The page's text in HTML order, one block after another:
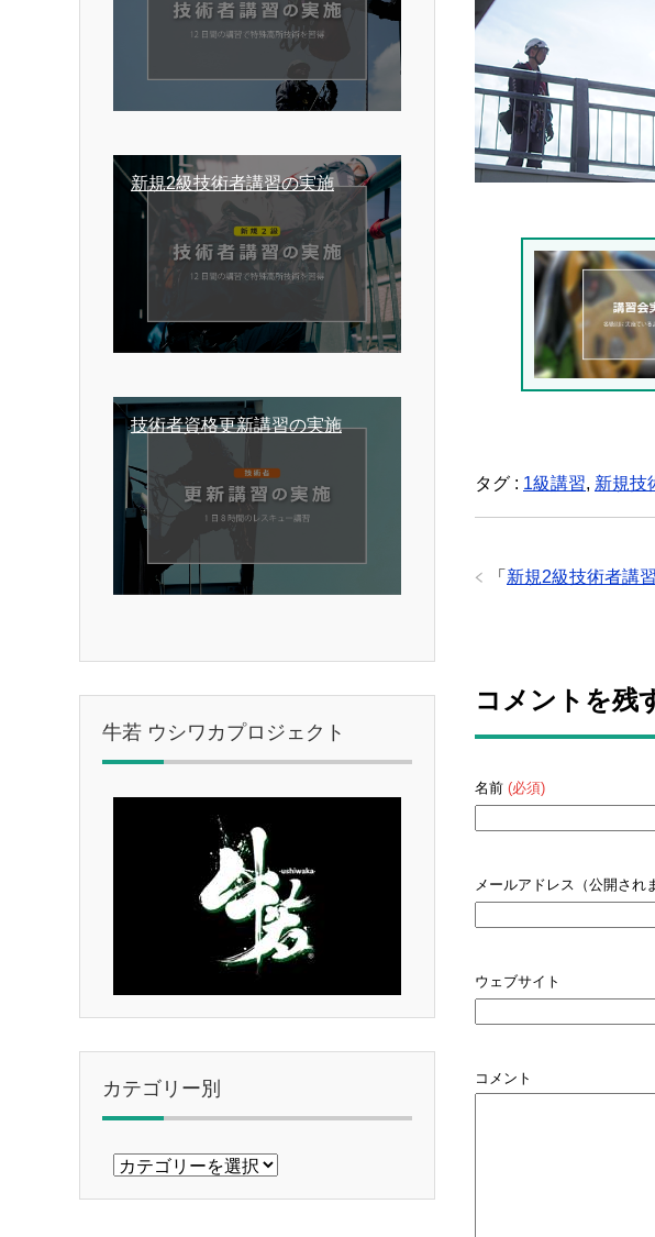
タグ : 1級講習, 新規技
「 新規2級技術者講
コメントを残
名前 (必須)
メールアドレス（公開され
ウェブサイト
コメント
新規2級技術者講習の実施
技術者資格更新講習の実施
牛若 ウシワカプロジェクト
カテゴリー別
カ